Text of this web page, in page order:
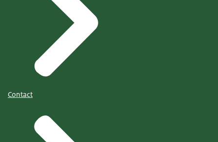
Contact